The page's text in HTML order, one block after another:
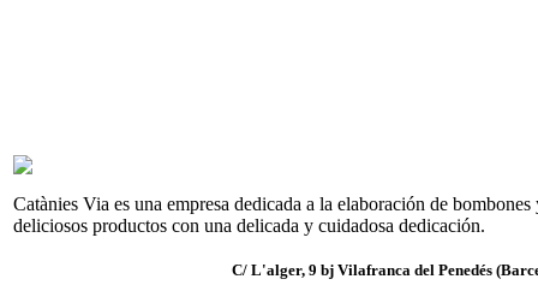
Catànies Via es una empresa dedicada a la elaboración de
deliciosos productos con una delicada y cuidadosa dedicación.
C/ L'alger, 9 bj Vilafranca del Penedés